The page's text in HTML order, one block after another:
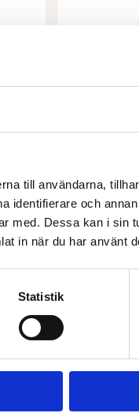
till användarna,
identifierare och
med. Dessa kan i sin
in när du har använt
Statistik
kr